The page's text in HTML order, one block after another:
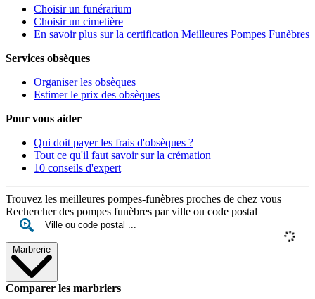
Choisir un funérarium
Choisir un cimetière
En savoir plus sur la certification Meilleures Pompes Funèbres
Services obsèques
Organiser les obsèques
Estimer le prix des obsèques
Pour vous aider
Qui doit payer les frais d'obsèques ?
Tout ce qu'il faut savoir sur la crémation
10 conseils d'expert
Trouvez les meilleures pompes-funèbres proches de chez vous
Rechercher des pompes funèbres par ville ou code postal
Marbrerie
Comparer les marbriers